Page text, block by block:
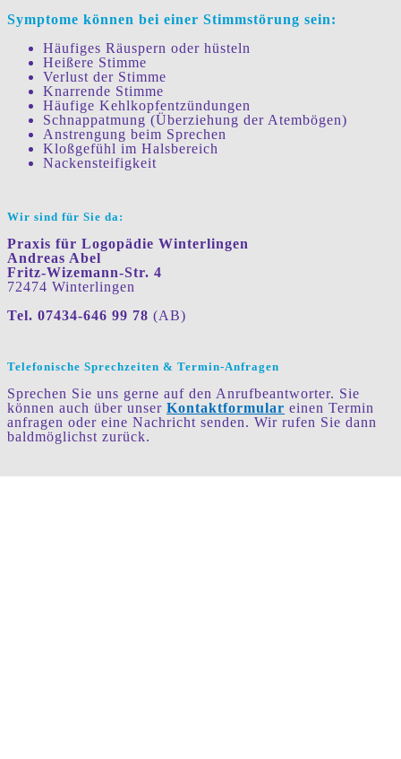
Symptome können bei einer Stimmstörung sein:
Häufiges Räuspern oder hüsteln
Heißere Stimme
Verlust der Stimme
Knarrende Stimme
Häufige Kehlkopfentzündungen
Schnappatmung (Überziehung der Atembögen)
Anstrengung beim Sprechen
Kloßgefühl im Halsbereich
Nackensteifigkeit
Wir sind für Sie da:
Praxis für Logopädie Winterlingen
Andreas Abel
Fritz-Wizemann-Str. 4
72474 Winterlingen
Tel. 07434-646 99 78 (AB)
Telefonische Sprechzeiten & Termin-Anfragen
Sprechen Sie uns gerne auf den Anrufbeantworter. Sie
können auch über unser Kontaktformular einen Termin
anfragen oder eine Nachricht senden. Wir rufen Sie dann
baldmöglichst zurück.